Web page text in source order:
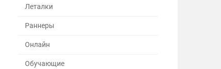
Леталки
Раннеры
Онлайн
Обучающие